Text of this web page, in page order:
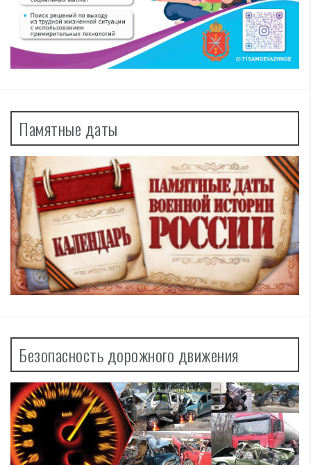
Памятные даты
Безопасность дорожного движения